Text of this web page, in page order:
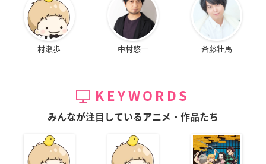
村瀬歩 中村悠一 斉藤壮馬
KEYWORDS
みんなが注目しているアニメ・作品たち